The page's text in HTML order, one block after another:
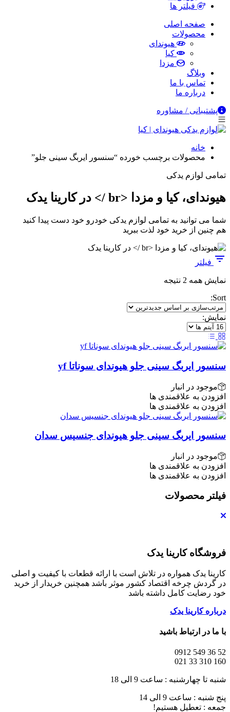
فیلتر ها
صفحه اصلی
محصولات
هیوندای
کیا
مزدا
وبلاگ
تماس با ما
درباره ما
پشتیبانی / مشاوره
خانه
محصولات برچسب خورده “سنسور ایربگ سینی جلو”
تمامی لوازم یدکی
هیوندای، کیا و مزدا <br /> در کارینا یدک
شما می توانید به تمامی لوازم یدکی خودرو خود دست پیدا کنید
هم چنین از خرید خود لذت ببرید
فیلتر
نمایش همه 2 نتیجه
جدیدترین
Sort:
نمایش:
سنسور ایربگ سینی جلو هیوندای سوناتا yf
موجود در انبار
افزودن به علاقمندی ها
افزودن به علاقمندی ها
سنسور ایربگ سینی جلو هیوندای جنسیس سدان
موجود در انبار
افزودن به علاقمندی ها
افزودن به علاقمندی ها
فیلتر محصولات
فروشگاه کارینا یدک
کارینا یدک همواره در تلاش است با ارائه قطعات با کیفیت و اصلی
در گردش چرخه اقتصاد کشور موثر باشد همچنین خریدار از خرید
خود رضایت کامل داشته باشد
درباره کارینا یدک
با ما در ارتباط باشید
52 36 549 0912
160 310 33 021
شنبه تا چهارشنبه : ساعت 9 الی 18
پنج شنبه : ساعت 9 الی 14
جمعه : تعطیل هستیم!